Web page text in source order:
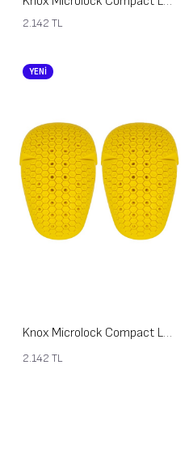
2.142 TL
YENİ
Knox Microlock Compact Level 2 Part 453 Omuz Koruması
2.142 TL